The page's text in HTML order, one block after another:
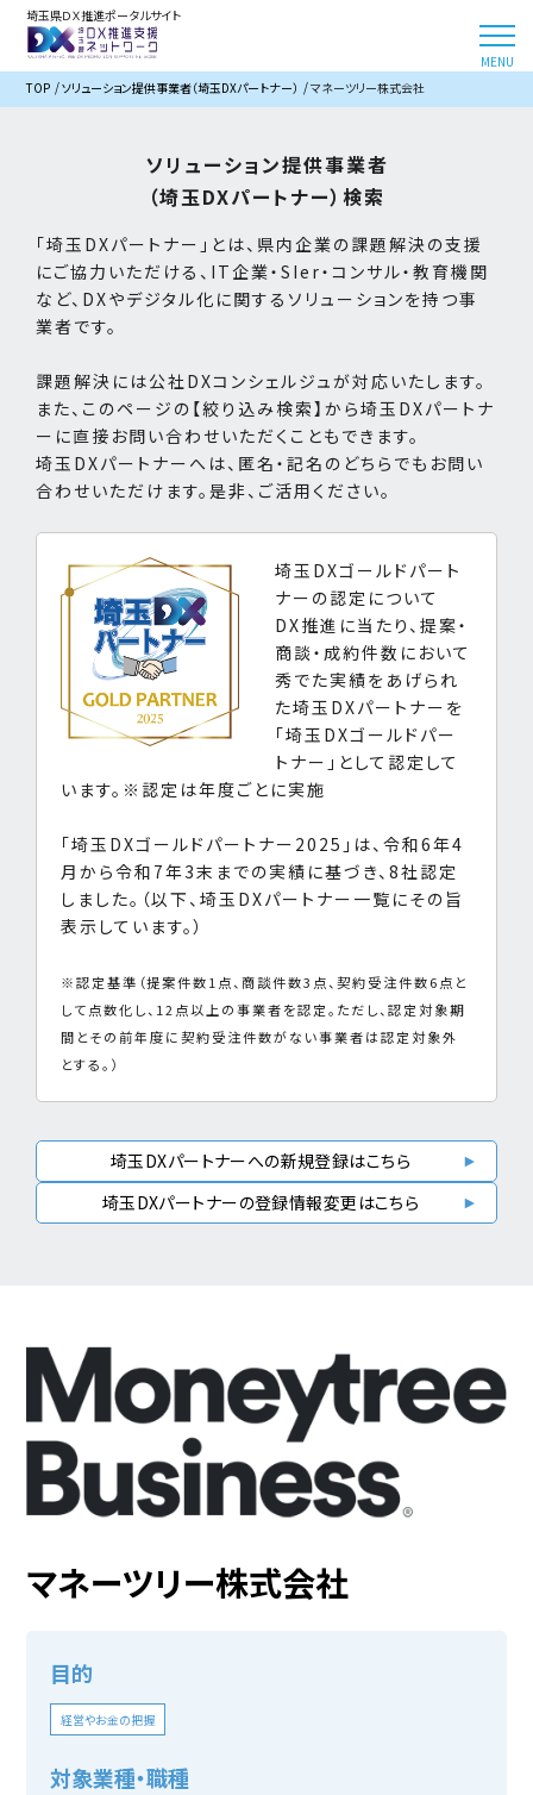
埼玉県ＤＸ推進ポータルサイト
TOP ソリューション提供事業者（埼玉DXパートナー） マネーツリー株式会社
ソリューション提供事業者
（埼玉DXパートナー）検索
「埼玉DXパートナー」とは、県内企業の課題解決の支援
にご協力いただける、IT企業・SIer・コンサル・教育機関
など、DXやデジタル化に関するソリューションを持つ事
業者です。
課題解決には公社DXコンシェルジュが対応いたします。
また、このページの【絞り込み検索】から埼玉DXパートナ
ーに直接お問い合わせいただくこともできます。
埼玉DXパートナーへは、匿名・記名のどちらでもお問い
合わせいただけます。是非、ご活用ください。
埼玉DXゴールドパート
ナーの認定について
DX推進に当たり、提案・
商談・成約件数において
秀でた実績をあげられ
た埼玉DXパートナーを
「埼玉DXゴールドパー
トナー」として認定して
います。※認定は年度ごとに実施
「埼玉DXゴールドパートナー2025」は、令和6年4
月から令和7年3末までの実績に基づき、8社認定
しました。（以下、埼玉DXパートナー一覧にその旨
表示しています。）
※認定基準（提案件数1点、商談件数3点、契約受注件数6点と
して点数化し、12点以上の事業者を認定。ただし、認定対象期
間とその前年度に契約受注件数がない事業者は認定対象外
とする。）
埼玉DXパートナーへの新規登録はこちら
埼玉DXパートナーの登録情報変更はこちら
マネーツリー株式会社
目的
経営やお金の把握
対象業種・職種